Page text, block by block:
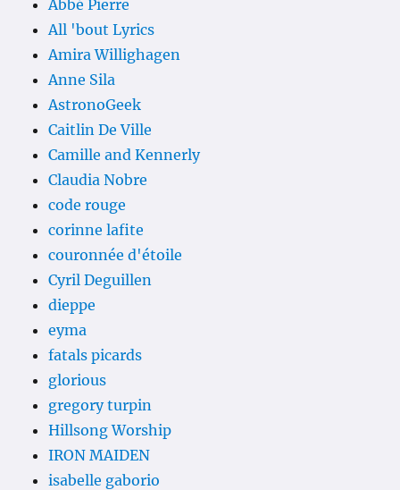
Abbé Pierre
All 'bout Lyrics
Amira Willighagen
Anne Sila
AstronoGeek
Caitlin De Ville
Camille and Kennerly
Claudia Nobre
code rouge
corinne lafite
couronnée d'étoile
Cyril Deguillen
dieppe
eyma
fatals picards
glorious
gregory turpin
Hillsong Worship
IRON MAIDEN
isabelle gaborio